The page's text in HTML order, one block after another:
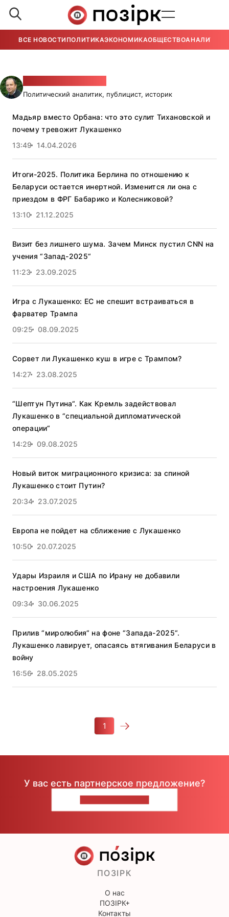
ВСЕ НОВОСТИ ПОЛИТИКАЭКОНОМИКАОБЩЕСТВОАНАЛИТИКА
Политический аналитик, публицист, историк
Мадьяр вместо Орбана: что это сулит Тихановской и
почему тревожит Лукашенко
13:49
14.04.2026
Итоги-2025. Политика Берлина по отношению к
Беларуси остается инертной. Изменится ли она с
приездом в ФРГ Бабарико и Колесниковой?
13:10
21.12.2025
Визит без лишнего шума. Зачем Минск пустил CNN на
учения “Запад-2025“
11:23
23.09.2025
Игра с Лукашенко: ЕС не спешит встраиваться в
фарватер Трампа
09:25
08.09.2025
Сорвет ли Лукашенко куш в игре с Трампом?
14:27
23.08.2025
“Шептун Путина“. Как Кремль задействовал
Лукашенко в “специальной дипломатической
операции“
14:29
09.08.2025
Новый виток миграционного кризиса: за спиной
Лукашенко стоит Путин?
20:34
23.07.2025
Европа не пойдет на сближение с Лукашенко
10:50
20.07.2025
Удары Израиля и США по Ирану не добавили
настроения Лукашенко
09:34
30.06.2025
Прилив “миролюбия“ на фоне “Запада-2025“.
Лукашенко лавирует, опасаясь втягивания Беларуси в
войну
16:56
28.05.2025
1
У вас есть партнерское предложение?
ПОЗІРК
О нас
ПОЗІРК+
Контакты